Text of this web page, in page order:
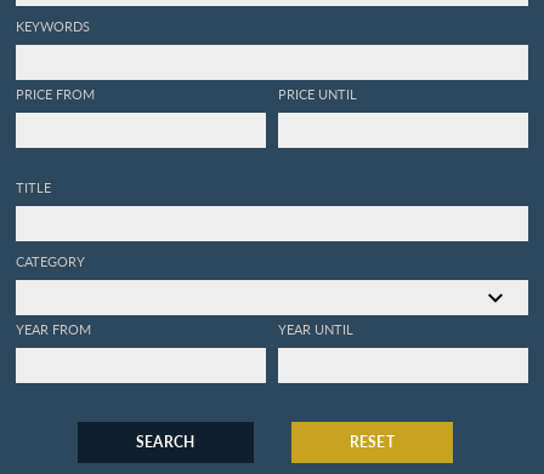
KEYWORDS
PRICE FROM PRICE UNTIL
TITLE
CATEGORY
YEAR FROM YEAR UNTIL
SEARCH RESET